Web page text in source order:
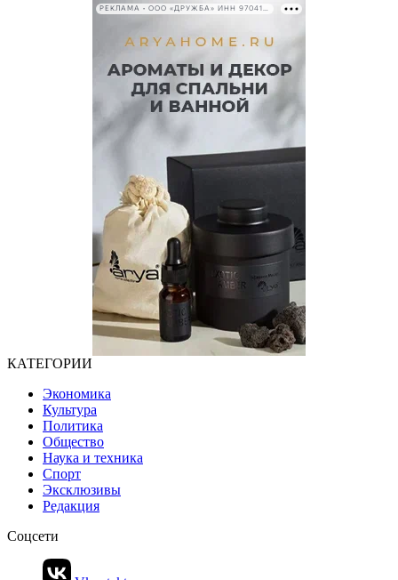
РЕКЛАМА • ООО «ДРУЖБА» ИНН 9704146411
КАТЕГОРИИ
Экономика
Культура
Политика
Общество
Наука и техника
Спорт
Эксклюзивы
Редакция
Соцсети